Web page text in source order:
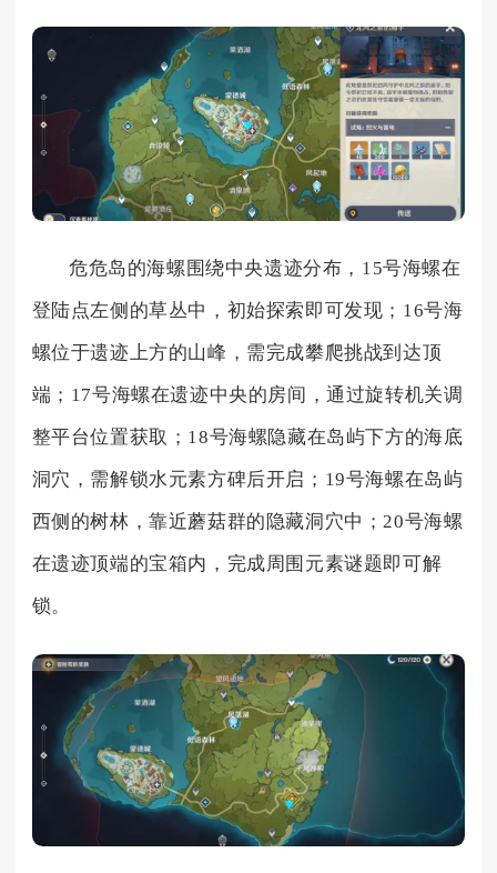
危危岛的海螺围绕中央遗迹分布，15号海螺在
登陆点左侧的草丛中，初始探索即可发现；16号海
螺位于遗迹上方的山峰，需完成攀爬挑战到达顶
端；17号海螺在遗迹中央的房间，通过旋转机关调
整平台位置获取；18号海螺隐藏在岛屿下方的海底
洞穴，需解锁水元素方碑后开启；19号海螺在岛屿
西侧的树林，靠近蘑菇群的隐藏洞穴中；20号海螺
在遗迹顶端的宝箱内，完成周围元素谜题即可解
锁。